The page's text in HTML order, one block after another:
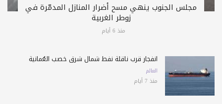
مجلس الجنوب ينهي مسح أضرار المنازل المدمّرة في
زوطر الغربية
منذ 6 أيام
انفجار قرب ناقلة نفط شمال شرق خصب العُمانية
العالم
منذ 7 أيام